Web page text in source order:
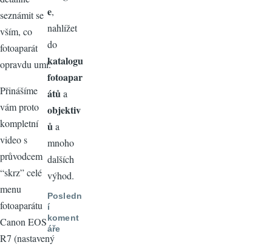
seznámit se
vším, co
fotoaparát
opravdu umí.
Přinášíme
vám proto
kompletní
video s
průvodcem
“skrz” celé
menu
fotoaparátu
Canon EOS
R7 (nastavený
e,
nahlížet
do
katalogu
fotoapar
átů a
objektiv
ů a
mnoho
dalších
výhod.
Posledn
í
koment
áře